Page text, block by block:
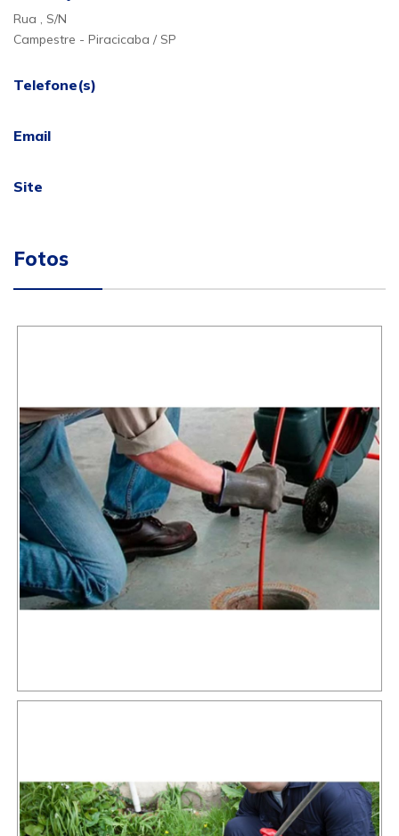
Rua , S/N
Campestre - Piracicaba / SP
Telefone(s)
Email
Site
Fotos